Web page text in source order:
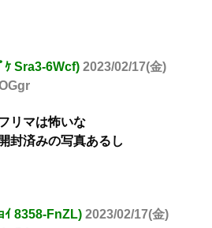
ｹ Sra3-6Wcf) 2023/02/17(金)
リマは怖いな
封済みの写真あるし
ｲ 8358-FnZL) 2023/02/17(金)